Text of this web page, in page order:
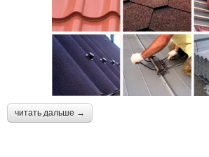
читать дальше →